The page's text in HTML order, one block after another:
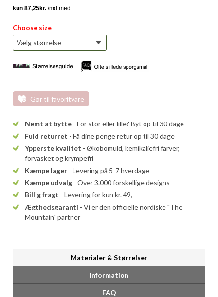
Choose size
Gør til favoritvare
Nemt at bytte - For stor eller lille? Byt op til 30 dage
Fuld returret - Få dine penge retur op til 30 dage
Ypperste kvalitet - Økobomuld, kemikaliefri farver,
forvasket og krympefri
Kæmpe lager - Levering på 5-7 hverdage
Kæmpe udvalg - Over 3.000 forskellige designs
Billig fragt - Levering for kun kr. 49,-
Ægthedsgaranti - Vi er den officielle nordiske "The
Mountain" partner
Materialer & Størrelser
Information
FAQ